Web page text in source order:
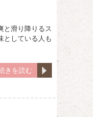
と滑り降りるス
としている人も
きを読む